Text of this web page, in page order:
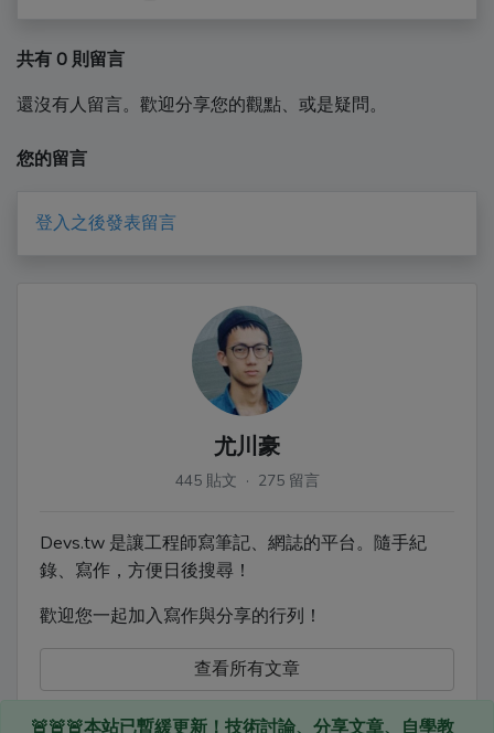
共有 0 則留言
還沒有人留言。歡迎分享您的觀點、或是疑問。
您的留言
登入之後發表留言
尤川豪
445 貼文 · 275 留言
Devs.tw 是讓工程師寫筆記、網誌的平台。隨手紀
錄、寫作，方便日後搜尋！
歡迎您一起加入寫作與分享的行列！
查看所有文章
🚨🚨🚨本站已暫緩更新！技術討論、分享文章、自學教